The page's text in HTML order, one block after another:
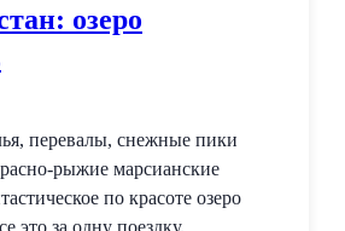
озеро
перевалы, снежные пики
рыжие марсианские
по красоте озеро